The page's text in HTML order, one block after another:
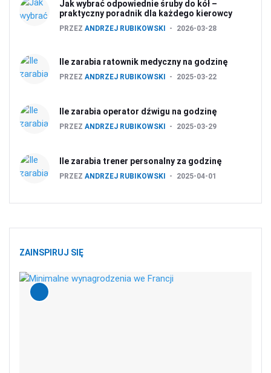
Jak wybrać odpowiednie śruby do kół –
praktyczny poradnik dla każdego kierowcy
PRZEZ ANDRZEJ RUBIKOWSKI 2026-03-28
Ile zarabia ratownik medyczny na godzinę
PRZEZ ANDRZEJ RUBIKOWSKI 2025-03-22
Ile zarabia operator dźwigu na godzinę
PRZEZ ANDRZEJ RUBIKOWSKI 2025-03-29
Ile zarabia trener personalny za godzinę
PRZEZ ANDRZEJ RUBIKOWSKI 2025-04-01
ZAINSPIRUJ SIĘ